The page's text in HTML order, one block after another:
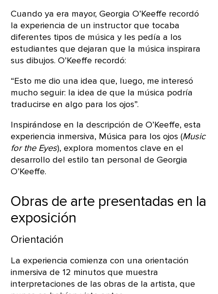
Cuando ya era mayor, Georgia O’Keeffe recordó
la experiencia de un instructor que tocaba
diferentes tipos de música y les pedía a los
estudiantes que dejaran que la música inspirara
sus dibujos. O’Keeffe recordó:
“Esto me dio una idea que, luego, me interesó
mucho seguir: la idea de que la música podría
traducirse en algo para los ojos”.
Inspirándose en la descripción de O’Keeffe, esta
experiencia inmersiva, Música para los ojos (Music
for the Eyes), explora momentos clave en el
desarrollo del estilo tan personal de Georgia
O’Keeffe.
Obras de arte presentadas en la
exposición
Orientación
La experiencia comienza con una orientación
inmersiva de 12 minutos que muestra
interpretaciones de las obras de la artista, que